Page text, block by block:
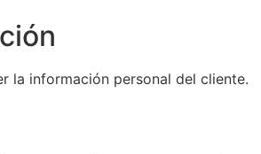
la información personal del cliente.